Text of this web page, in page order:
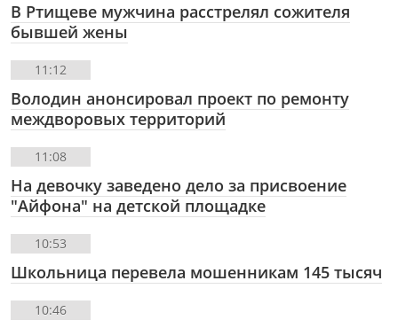
В Ртищеве мужчина расстрелял сожителя
бывшей жены
11:12
Володин анонсировал проект по ремонту
междворовых территорий
11:08
На девочку заведено дело за присвоение
"Айфона" на детской площадке
10:53
Школьница перевела мошенникам 145 тысяч
10:46